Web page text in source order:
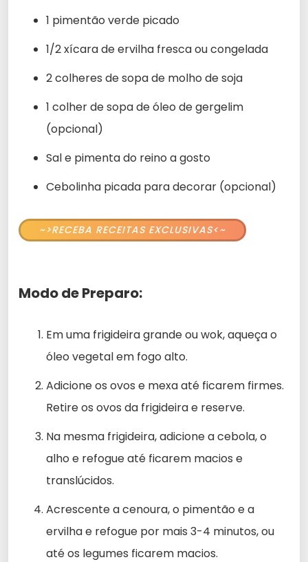
1 pimentão verde picado
1/2 xícara de ervilha fresca ou congelada
2 colheres de sopa de molho de soja
1 colher de sopa de óleo de gergelim
(opcional)
Sal e pimenta do reino a gosto
Cebolinha picada para decorar (opcional)
~>RECEBA RECEITAS EXCLUSIVAS<~
Modo de Preparo:
Em uma frigideira grande ou wok, aqueça o
óleo vegetal em fogo alto.
Adicione os ovos e mexa até ficarem firmes.
Retire os ovos da frigideira e reserve.
Na mesma frigideira, adicione a cebola, o
alho e refogue até ficarem macios e
translúcidos.
Acrescente a cenoura, o pimentão e a
ervilha e refogue por mais 3-4 minutos, ou
até os legumes ficarem macios.